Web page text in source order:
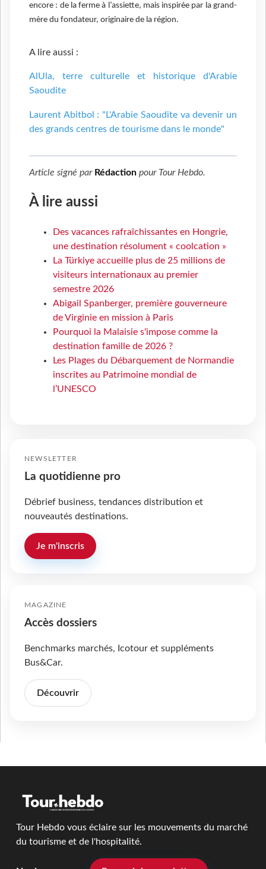
encore : de la ferme à l’assiette, mais inspirée par la grand-
mère du fondateur, originaire de la région.
A lire aussi :
AlUla, terre culturelle et historique d'Arabie
Saoudite
Laurent Abitbol : "L'Arabie Saoudite va devenir un
des grands centres de tourisme dans le monde"
Article signé par Rédaction pour Tour Hebdo.
À lire aussi
Des vacances rafraîchissantes en Hongrie,
une destination résolument « coolcation »
La Türkiye accueille plus de 25 millions de
visiteurs internationaux au premier
semestre 2026
Abigail Spanberger, première gouverneure
de Virginie en mission à Paris
Pourquoi la Malaisie s'impose comme la
destination famille de 2026 ?
Les Plages du Débarquement de Normandie
inscrites au Patrimoine mondial de
l’UNESCO
NEWSLETTER
La quotidienne pro
Débrief business, tendances distribution et
nouveautés destinations.
Je m'inscris
MAGAZINE
Accès dossiers
Benchmarks marchés, Icotour et suppléments
Bus&Car.
Découvrir
Tour Hebdo vous éclaire sur les mouvements du marché
du tourisme et de l'hospitalité.